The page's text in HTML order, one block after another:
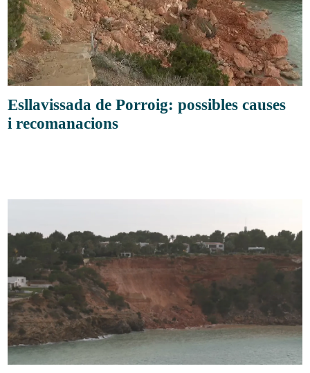
Esllavissada de Porroig: possibles causes
i recomanacions